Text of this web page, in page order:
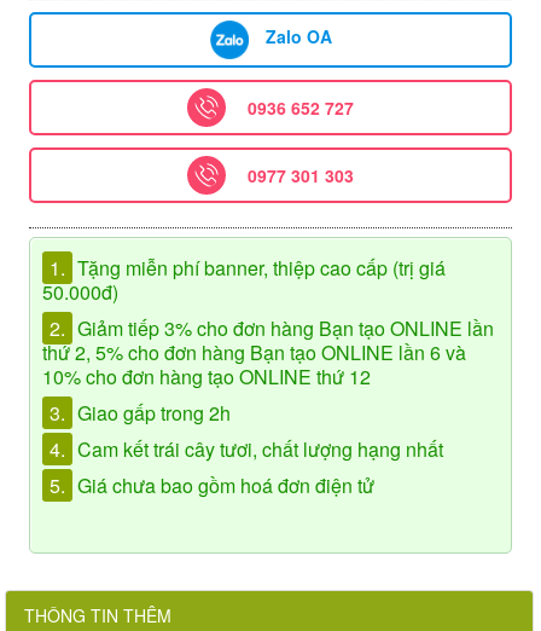
Zalo OA
0936 652 727
0977 301 303
1. Tặng miễn phí banner, thiệp cao cấp (trị giá
50.000đ)
2. Giảm tiếp 3% cho đơn hàng Bạn tạo ONLINE lần
thứ 2, 5% cho đơn hàng Bạn tạo ONLINE lần 6 và
10% cho đơn hàng tạo ONLINE thứ 12
3. Giao gấp trong 2h
4. Cam kết trái cây tươi, chất lượng hạng nhất
5. Giá chưa bao gồm hoá đơn điện tử
THÔNG TIN THÊM